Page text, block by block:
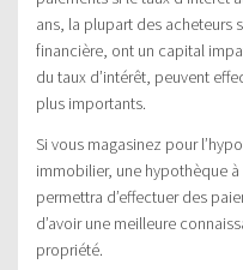
ans, la plupart des acheteurs
financière, ont un capital
du taux d’intérêt, peuvent
plus importants.
Si vous magasinez pour
immobilier, une hypothèque
permettra d’effectuer des
d’avoir une meilleure
propriété.